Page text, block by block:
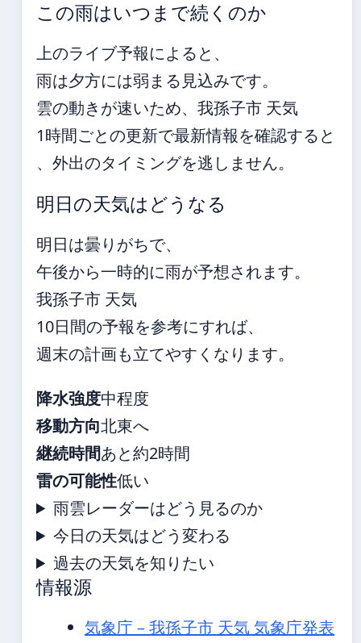
この雨はいつまで続くのか
上のライブ予報によると、
雨は夕方には弱まる見込みです。
雲の動きが速いため、我孫子市 天気
1時間ごとの更新で最新情報を確認すると
、外出のタイミングを逃しません。
明日の天気はどうなる
明日は曇りがちで、
午後から一時的に雨が予想されます。
我孫子市 天気
10日間の予報を参考にすれば、
週末の計画も立てやすくなります。
降水強度中程度
移動方向北東へ
継続時間あと約2時間
雷の可能性低い
雨雲レーダーはどう見るのか
今日の天気はどう変わる
過去の天気を知りたい
情報源
気象庁 – 我孫子市 天気 気象庁発表